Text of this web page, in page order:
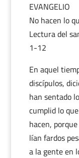
EVANGELIO
No hacen lo
Lectura del
1-12
En aquel
discípulos,
han sentado
cumplid lo
hacen,
lían fardos
a la gente en